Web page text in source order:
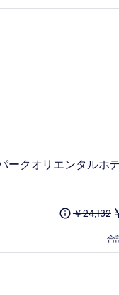
ークオリエンタルホ
以
料
￥24,132
合
クオリエンタルホテル